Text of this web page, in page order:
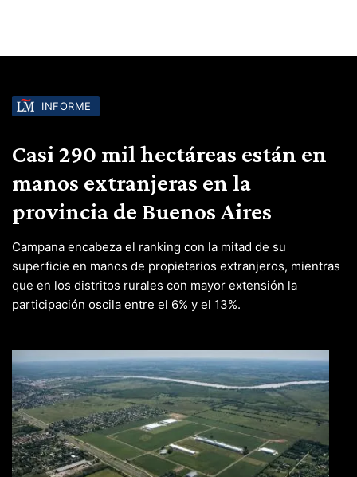
INFORME
Casi 290 mil hectáreas están en
manos extranjeras en la
provincia de Buenos Aires
Campana encabeza el ranking con la mitad de su
superficie en manos de propietarios extranjeros, mientras
que en los distritos rurales con mayor extensión la
participación oscila entre el 6% y el 13%.